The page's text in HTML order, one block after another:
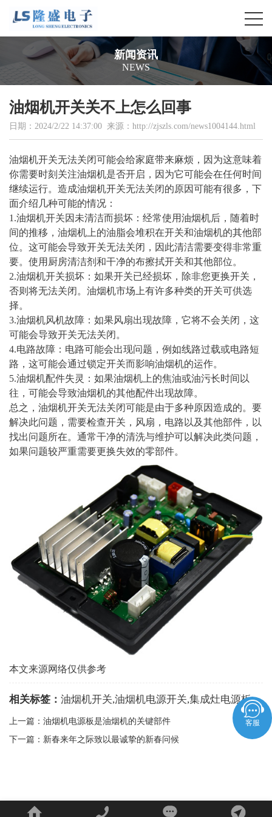
新闻资讯
NEWS
油烟机开关关不上怎么回事
日期：2024/2/22 14:37:00 来源：http://zjszls.com/news1004144.html
油烟机开关无法关闭可能会给家庭带来麻烦，因为这意味着
你需要时刻关注油烟机是否开启，因为它可能会在任何时间
继续运行。造成油烟机开关无法关闭的原因可能有很多，下
面介绍几种可能的情况：
1.油烟机开关因未清洁而损坏：经常使用油烟机后，随着时
间的推移，油烟机上的油脂会堆积在开关和油烟机的其他部
位。这可能会导致开关无法关闭，因此清洁需要变得非常重
要。使用厨房清洁剂和干净的布擦拭开关和其他部位。
2.油烟机开关损坏：如果开关已经损坏，除非您更换开关，
否则将无法关闭。油烟机市场上有许多种类的开关可供选
择。
3.油烟机风机故障：如果风扇出现故障，它将不会关闭，这
可能会导致开关无法关闭。
4.电路故障：电路可能会出现问题，例如线路过载或电路短
路，这可能会通过锁定开关而影响油烟机的运作。
5.油烟机配件失灵：如果油烟机上的焦油或油污长时间以
往，可能会导致油烟机的其他配件出现故障。
总之，油烟机开关无法关闭可能是由于多种原因造成的。要
解决此问题，需要检查开关，风扇，电路以及其他部件，以
找出问题所在。通常干净的清洗与维护可以解决此类问题，
如果问题较严重需要更换失效的零部件。
本文来源网络仅供参考
相关标签： 油烟机开关,油烟机电源开关,集成灶电源板,
上一篇： 油烟机电源板是油烟机的关键部件
下一篇： 新春来年之际致以最诚挚的新春问候
客服